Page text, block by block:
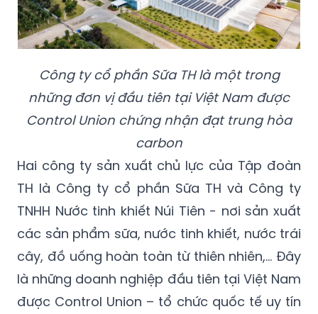
Công ty cổ phần Sữa THlà một trong
những đơn vị đầu tiên tại Việt Nam được
Control Union chứng nhận đạt trung hòa
carbon
Hai công ty sản xuất chủ lực của Tập đoàn
TH là Công ty cổ phần Sữa TH và Công ty
TNHH Nước tinh khiết Núi Tiên - nơi sản xuất
các sản phẩm sữa, nước tinh khiết, nước trái
cây, đồ uống hoàn toàn từ thiên nhiên,… Đây
là những doanh nghiệp đầu tiên tại Việt Nam
được Control Union – tổ chức quốc tế uy tín